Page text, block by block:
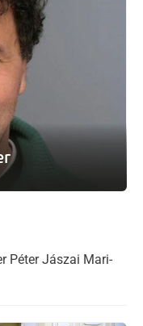
Péter Jászai Mari-